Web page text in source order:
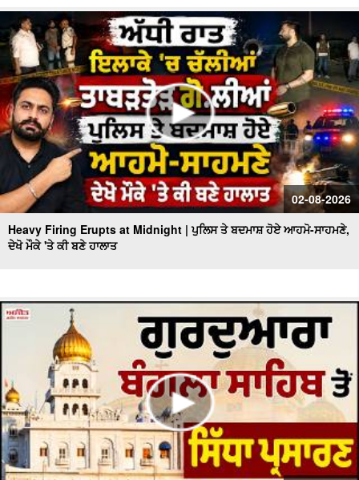
02-08-2026
Heavy Firing Erupts at Midnight | ਪੁਲਿਸ ਤੇ ਬਦਮਾਸ਼ ਹੋਏ ਆਹਮੋ-ਸਾਹਮਣੇ,
ਦੇਖੋ ਮੌਕੇ 'ਤੇ ਕੀ ਬਣੇ ਹਾਲਾਤ